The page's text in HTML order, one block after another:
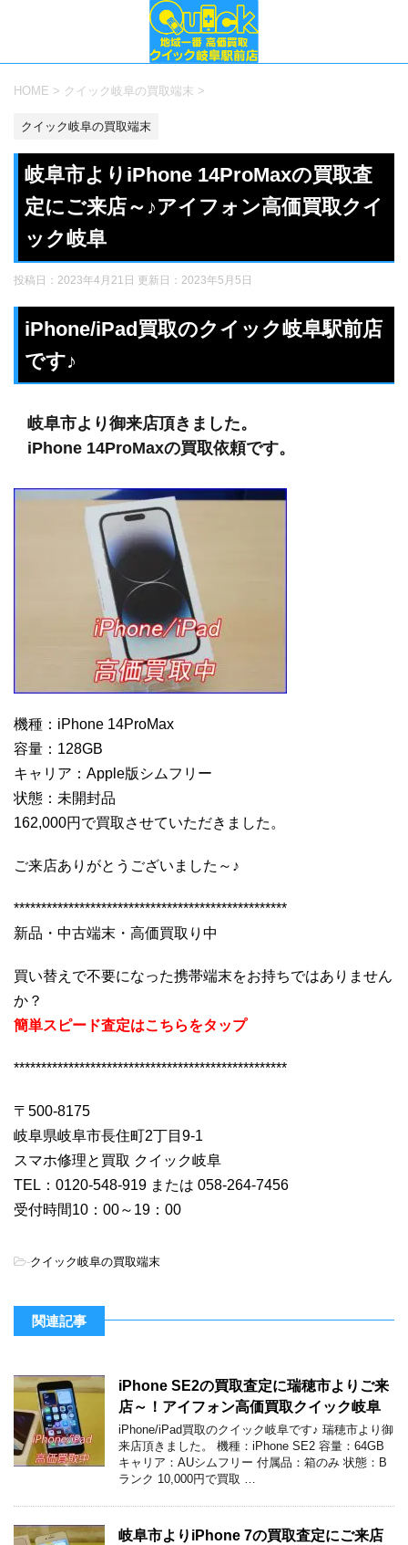
HOME > クイック岐阜の買取端末 >
クイック岐阜の買取端末
岐阜市よりiPhone 14ProMaxの買取査
定にご来店～♪アイフォン高価買取クイ
ック岐阜
投稿日：2023年4月21日 更新日： 2023年5月5日
iPhone/iPad買取のクイック岐阜駅前店
です♪
岐阜市より御来店頂きました。
iPhone 14ProMaxの買取依頼です。
機種：iPhone 14ProMax
容量：128GB
キャリア：Apple版シムフリー
状態：未開封品
162,000円で買取させていただきました。
ご来店ありがとうございました～♪
**************************************************
新品・中古端末・高価買取り中
買い替えで不要になった携帯端末をお持ちではありません
か？
簡単スピード査定はこちらをタップ
**************************************************
〒500-8175
岐阜県岐阜市長住町2丁目9-1
スマホ修理と買取 クイック岐阜
TEL：0120-548-919 または 058-264-7456
受付時間10：00～19：00
-クイック岐阜の買取端末
関連記事
iPhone SE2の買取査定に瑞穂市よりご来
店～！アイフォン高価買取クイック岐阜
iPhone/iPad買取のクイック岐阜です♪ 瑞穂市より御
来店頂きました。 機種：iPhone SE2 容量：64GB
キャリア：AUシムフリー 付属品：箱のみ 状態：B
ランク 10,000円で買取 …
岐阜市よりiPhone 7の買取査定にご来店